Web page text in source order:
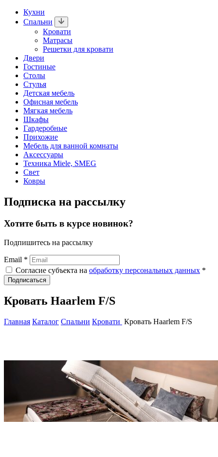
Кухни
Спальни
Кровати
Матрасы
Решетки для кровати
Двери
Гостиные
Столы
Стулья
Детская мебель
Офисная мебель
Мягкая мебель
Шкафы
Гардеробные
Прихожие
Мебель для ванной комнаты
Аксессуары
Техника Miele, SMEG
Свет
Ковры
Подписка на рассылку
Хотите быть в курсе новинок?
Подпишитесь на рассылку
Email *
Согласие субъекта на обработку персональных данных *
Подписаться
Кровать Haarlem F/S
Главная Каталог Спальни Кровати Кровать Haarlem F/S